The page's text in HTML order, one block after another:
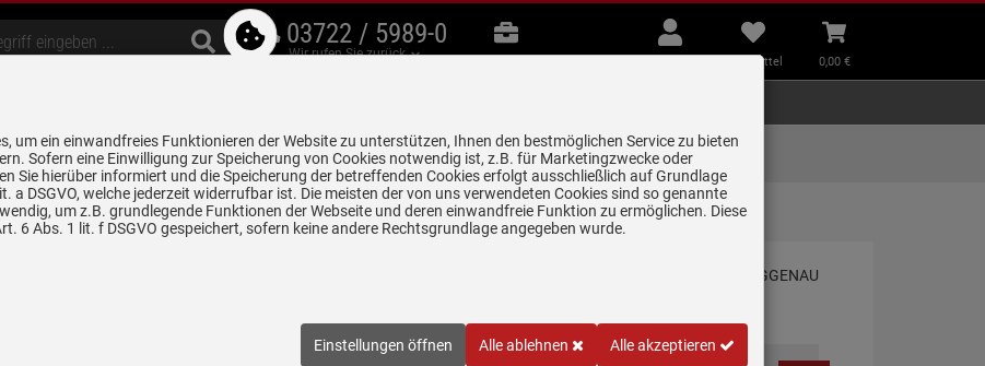
03722 / 5989-0
Wir rufen Sie zurück
B2B
Beratung
Mein
Konto
Merkzettel
aufklappen
Merkzettel
Warenkorb
aufklappen
0,00 €
5 Jahre Garantie auf
alle gekennzeichneten Produkte
Lieferung zum
Wunschtermin
- Backen & Kochen Gaggenau CA 060 300 Kabelloser Kochsensor
Kochsensor
Einloggen und Bewertung schreiben
um ein einwandfreies Funktionieren der Website zu unterstützen, Ihnen den bestmöglichen Service zu bieten
Sofern eine Einwilligung zur Speicherung von Cookies notwendig ist, z.B. für Marketingzwecke oder
Sie hierüber informiert und die Speicherung der betreffenden Cookies erfolgt ausschließlich auf Grundlage
a DSGVO, welche jederzeit widerrufbar ist. Die meisten der von uns verwendeten Cookies sind so genannte
um z.B. grundlegende Funktionen der Webseite und deren einwandfreie Funktion zu ermöglichen. Diese
6 Abs. 1 lit. f DSGVO gespeichert, sofern keine andere Rechtsgrundlage angegeben wurde.
Einstellungen öffnen Alle ablehnen Alle akzeptieren